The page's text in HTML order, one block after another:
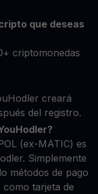
que deseas
criptomonedas
creará
del registro.
(ex-MATIC) es
Simplemente
métodos de pago
como tarjeta de